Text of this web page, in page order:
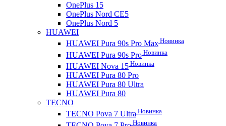
OnePlus 15
OnePlus Nord CE5
OnePlus Nord 5
HUAWEI
HUAWEI Pura 90s Pro Max Новинка
HUAWEI Pura 90s Pro Новинка
HUAWEI Nova 15 Новинка
HUAWEI Pura 80 Pro
HUAWEI Pura 80 Ultra
HUAWEI Pura 80
TECNO
TECNO Pova 7 Ultra Новинка
Новинка